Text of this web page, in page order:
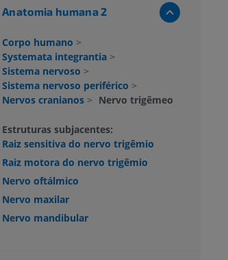
Anatomia humana 2
Corpo humano >
Systemata integrantia >
Sistema nervoso >
Sistema nervoso periférico >
Nervos cranianos > Nervo trigêmeo
Estruturas subjacentes:
Raiz sensitiva do nervo trigêmio
Raiz motora do nervo trigêmio
Nervo oftálmico
Nervo maxilar
Nervo mandibular